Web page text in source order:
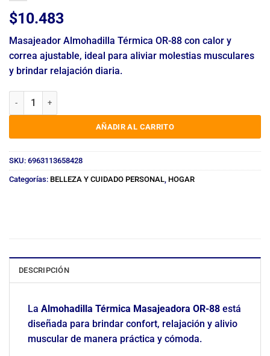
$10.483
Masajeador Almohadilla Térmica OR-88 con calor y
correa ajustable, ideal para aliviar molestias musculares
y brindar relajación diaria.
MASAJEADOR ALMOHADILLA TERMICA OR-88 cantidad
AÑADIR AL CARRITO
SKU: 6963113658428
Categorías: BELLEZA Y CUIDADO PERSONAL, HOGAR
DESCRIPCIÓN
La Almohadilla Térmica Masajeadora OR-88 está
diseñada para brindar confort, relajación y alivio
muscular de manera práctica y cómoda.